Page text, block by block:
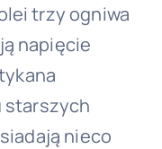
trzy ogniwa
napięcie
starszych
nieco